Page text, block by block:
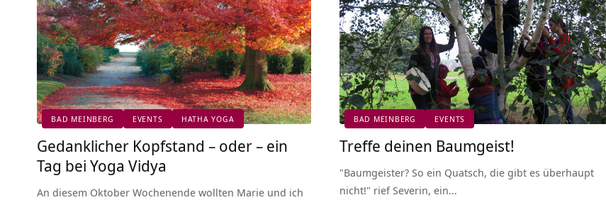
BAD MEINBERG EVENTS HATHA YOGA
Gedanklicher Kopfstand – oder – ein
Tag bei Yoga Vidya
An diesem Oktober Wochenende wollten Marie und ich
BAD MEINBERG EVENTS
Treffe deinen Baumgeist!
"Baumgeister? So ein Quatsch, die gibt es überhaupt
nicht!" rief Severin, ein…